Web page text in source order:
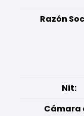
Razón
Nit:
Cámara